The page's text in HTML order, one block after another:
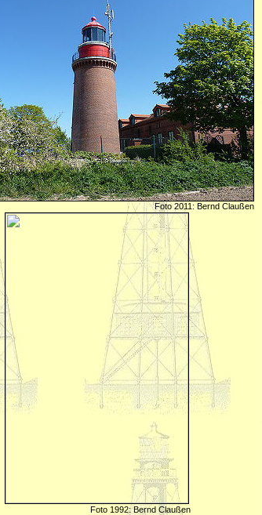
Foto 2011: Bernd Claußen
Foto 1992: Bernd Claußen